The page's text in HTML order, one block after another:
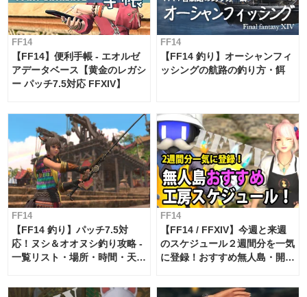
FF14
【FF14】便利手帳 - エオルゼ
アデータベース【黄金のレガシ
ー パッチ7.5対応 FFXIV】
FF14
【FF14 釣り】オーシャンフィ
ッシングの航路の釣り方・餌
FF14
【FF14 釣り】パッチ7.5対
応！ヌシ＆オオヌシ釣り攻略 -
一覧リスト・場所・時間・天
FF14
【FF14 / FFXIV】今週と来週
のスケジュール２週間分を一気
に登録！おすすめ無人島・開拓